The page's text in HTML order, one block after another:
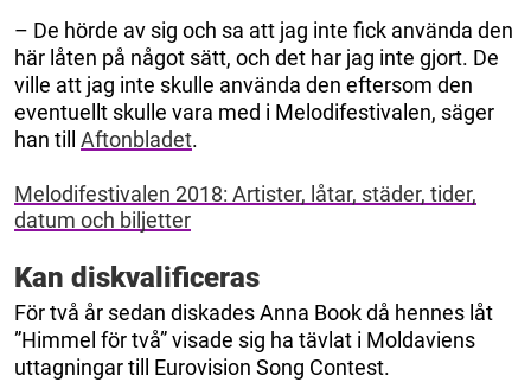
– De hörde av sig och sa att jag inte fick använda den
här låten på något sätt, och det har jag inte gjort. De
ville att jag inte skulle använda den eftersom den
eventuellt skulle vara med i Melodifestivalen, säger
han till Aftonbladet.
Melodifestivalen 2018: Artister, låtar, städer, tider,
datum och biljetter
Kan diskvalificeras
För två år sedan diskades Anna Book då hennes låt
”Himmel för två” visade sig ha tävlat i Moldaviens
uttagningar till Eurovision Song Contest.